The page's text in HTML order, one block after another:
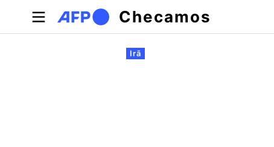
Pular para o conteúdo principal
Checamos
Abas primárias
Irã